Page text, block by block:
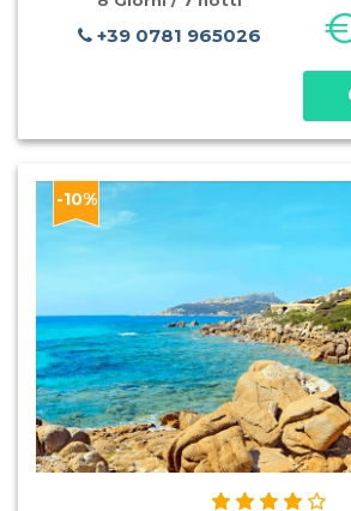
+39 0781 965026
-10%